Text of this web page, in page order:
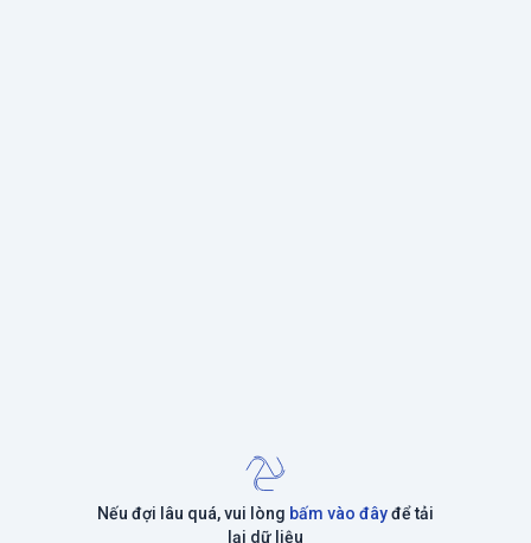
Nếu đợi lâu quá, vui lòng bấm vào đâyđể tải
lại dữ liệu